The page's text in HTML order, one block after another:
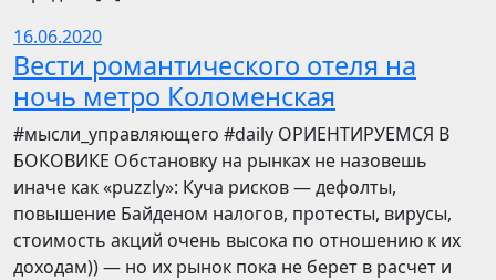
16.06.2020
Вести романтического отеля на
ночь метро Коломенская
​​#мысли_управляющего #daily ОРИЕНТИРУЕМСЯ В
БОКОВИКЕ Обстановку на рынках не назовешь
иначе как «puzzly»: Куча рисков — дефолты,
повышение Байденом налогов, протесты, вирусы,
стоимость акций очень высока по отношению к их
доходам)) — но их рынок пока не берет в расчет и